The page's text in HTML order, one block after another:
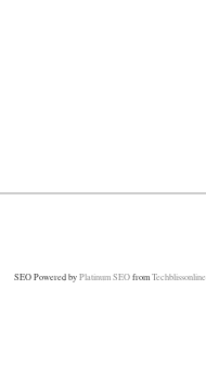
SEO Powered byPlatinum SEOfromTechblissonline